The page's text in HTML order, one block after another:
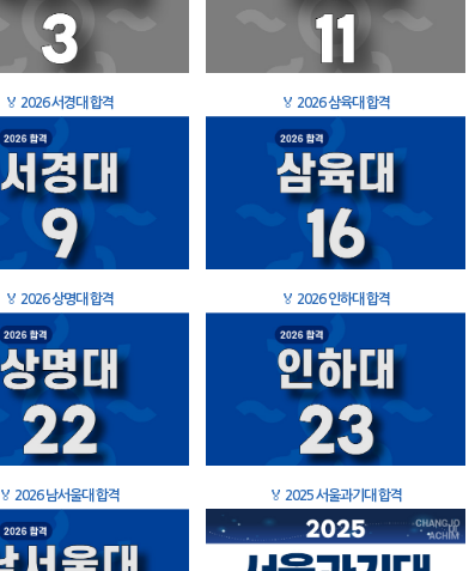
🏅 2026 서경대 합격 🏅 2026 삼육대 합격
🏅 2026 상명대 합격 🏅 2026 인하대 합격
🏅 2026 남서울대 합격 🏅 2025 서울과기대 합격